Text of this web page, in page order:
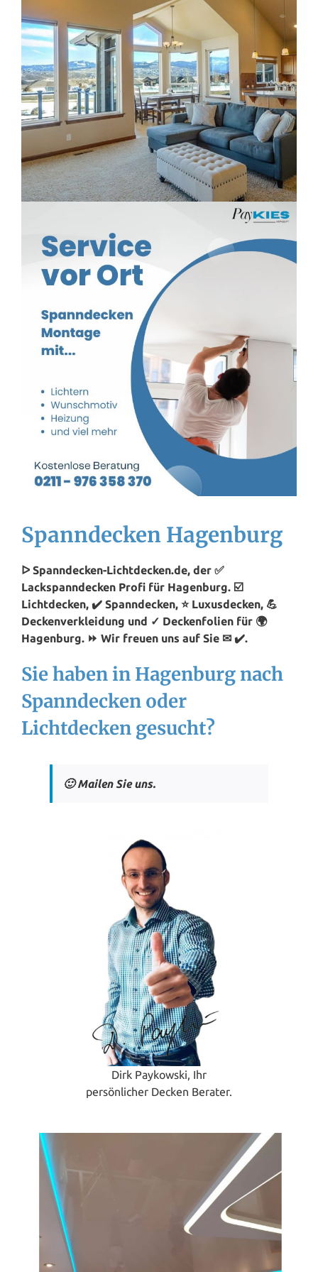
Spanndecken Hagenburg
ᐅ Spanndecken-Lichtdecken.de, der ✅
Lackspanndecken Profi für Hagenburg. ☑️
Lichtdecken, ✔️ Spanndecken, ⭐ Luxusdecken, 💪
Deckenverkleidung und ✓ Deckenfolien für 🌍
Hagenburg. ⏩ Wir freuen uns auf Sie ✉ ✔️.
Sie haben in Hagenburg nach
Spanndecken oder
Lichtdecken gesucht?
🙂 Mailen Sie uns.
Dirk Paykowski, Ihr
persönlicher Decken Berater.